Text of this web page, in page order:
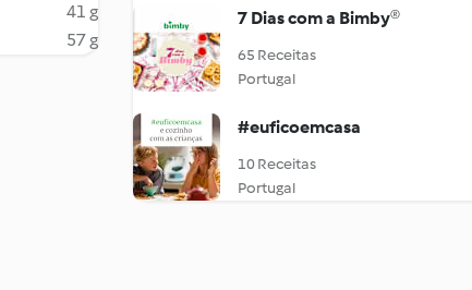
41 g
57 g
7 Dias com a Bimby®
65 Receitas
Portugal
#euficoemcasa
10 Receitas
Portugal